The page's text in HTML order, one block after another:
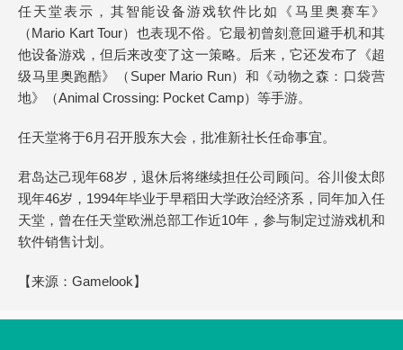
任天堂表示，其智能设备游戏软件比如《马里奥赛车》
（Mario Kart Tour）也表现不俗。它最初曾刻意回避手机和其
他设备游戏，但后来改变了这一策略。后来，它还发布了《超
级马里奥跑酷》（Super Mario Run）和《动物之森：口袋营
地》（Animal Crossing: Pocket Camp）等手游。
任天堂将于6月召开股东大会，批准新社长任命事宜。
君岛达己现年68岁，退休后将继续担任公司顾问。谷川俊太郎
现年46岁，1994年毕业于早稻田大学政治经济系，同年加入任
天堂，曾在任天堂欧洲总部工作近10年，参与制定过游戏机和
软件销售计划。
【来源： Gamelook】